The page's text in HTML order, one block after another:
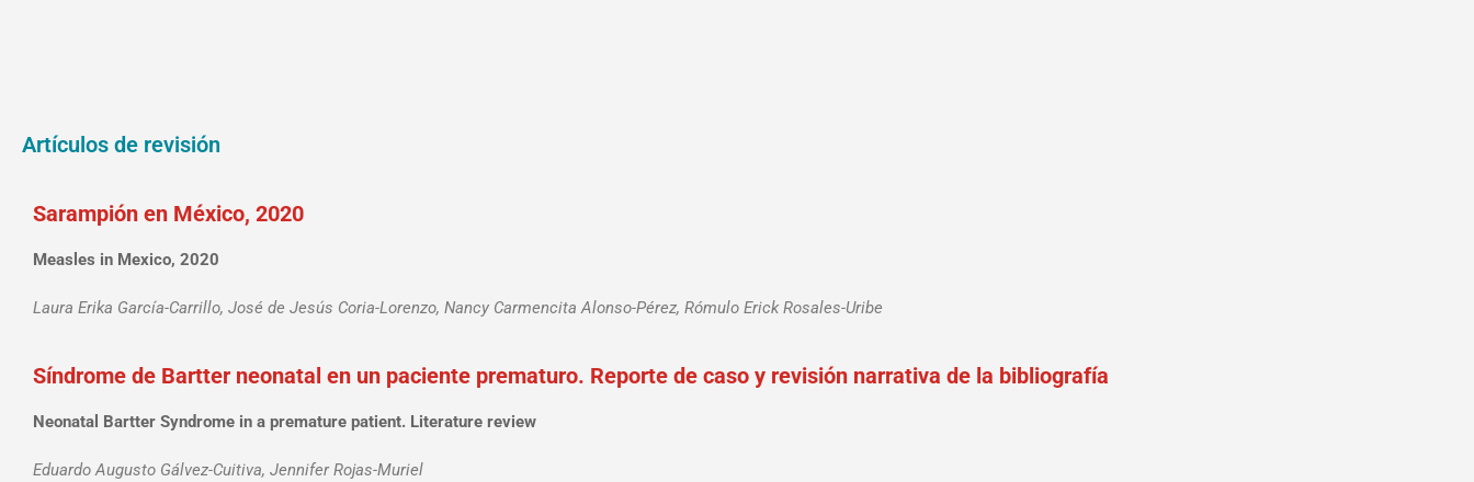
Artículos de revisión
Sarampión en México, 2020
Measles in Mexico, 2020
Laura Erika García-Carrillo, José de Jesús Coria-Lorenzo, Nancy Carmencita Alonso-Pérez, Rómulo Erick Rosales-Uribe
Síndrome de Bartter neonatal en un paciente prematuro. Reporte de caso y revisión narrativa de la bibliografía
Neonatal Bartter Syndrome in a premature patient. Literature review
Eduardo Augusto Gálvez-Cuitiva, Jennifer Rojas-Muriel